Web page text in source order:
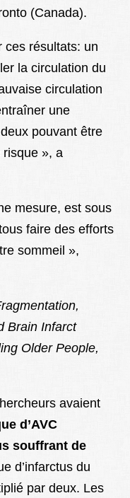
(Canada).
ces résultats: un
la circulation du
circulation
une
pouvant être
», a
mesure, est sous
faire des efforts
sommeil »,
Brain Infarct
Older People,
avaient
d’AVC
souffrant de
d’infarctus du
par deux. Les